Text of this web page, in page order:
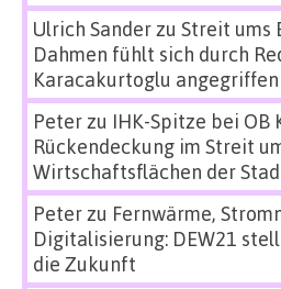
Ulrich Sanderzu Streit ums
Dahmen fühlt sich durch
Karacakurtoglu angegriffen
Peterzu IHK-Spitze bei OB
Rückendeckung im Streit
Wirtschaftsflächen der
Peterzu Fernwärme,
Digitalisierung: DEW21
die Zukunft